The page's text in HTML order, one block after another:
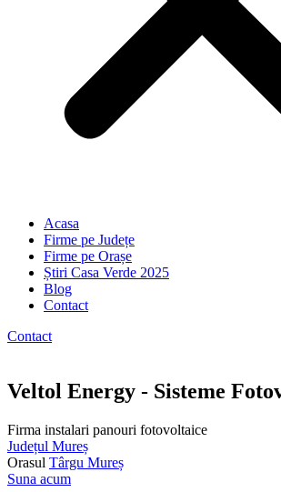
Acasa
Firme pe Județe
Firme pe Orașe
Știri Casa Verde 2025
Blog
Contact
Contact
Veltol Energy - Sisteme
Firma instalari panouri fotovoltaice
Județul Mureș
Orasul Târgu Mureș
Suna acum